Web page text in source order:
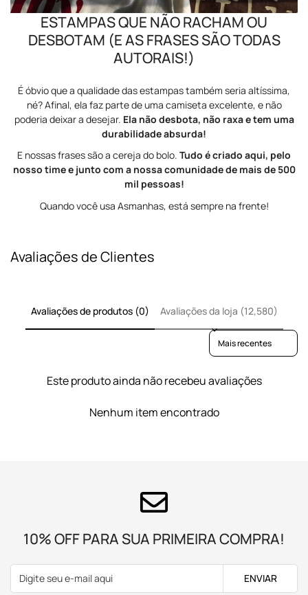
ESTAMPAS QUE NÃO RACHAM OU
DESBOTAM (E AS FRASES SÃO TODAS
AUTORAIS!)
É óbvio que a qualidade das estampas também seria altíssima,
né? Afinal, ela faz parte de uma camiseta excelente, e não
poderia deixar a desejar. Ela não desbota, não raxa e tem uma
durabilidade absurda!
E nossas frases são a cereja do bolo. Tudo é criado aqui, pelo
nosso time e junto com a nossa comunidade de mais de 500
mil pessoas!
Quando você usa Asmanhas, está sempre na frente!
Avaliações de Clientes
Avaliações de produtos (0) Avaliações da loja (12,580)
Sort reviews by
Este produto ainda não recebeu avaliações
Nenhum item encontrado
10% OFF PARA SUA PRIMEIRA COMPRA!
ENVIAR